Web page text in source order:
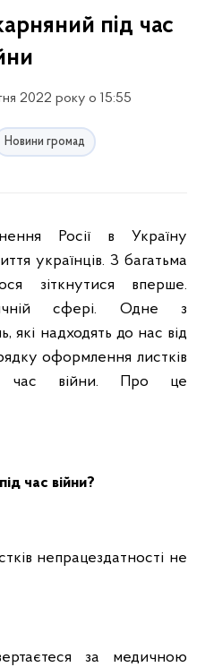
під час
2022 року о 15:55
Новини громад
Росії в Україну
українців. З багатьма
зіткнутися вперше.
сфері. Одне з
які надходять до нас від
оформлення листків
час війни. Про це
час війни?
непрацездатності не
за медичною